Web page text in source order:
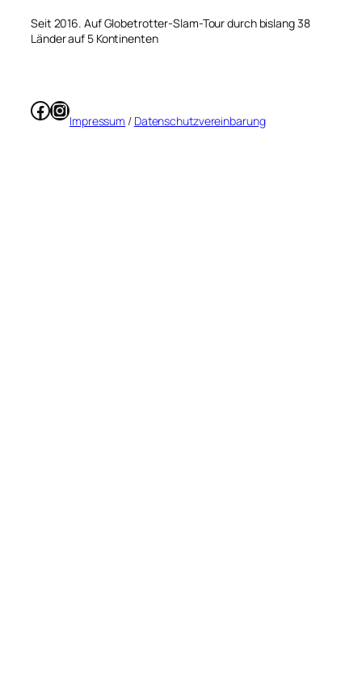
Seit 2016. Auf Globetrotter-Slam-Tour durch bislang 38
Länder auf 5 Kontinenten
Facebook
Instagram
Impressum / Datenschutzvereinbarung